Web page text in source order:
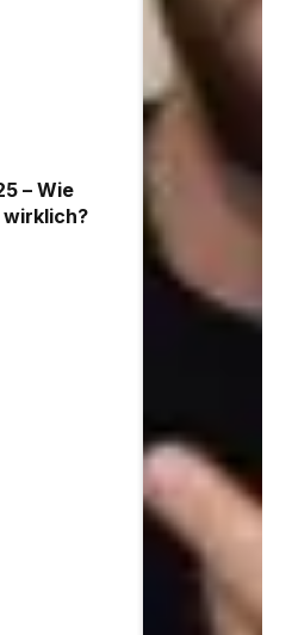
– Wie
wirklich?